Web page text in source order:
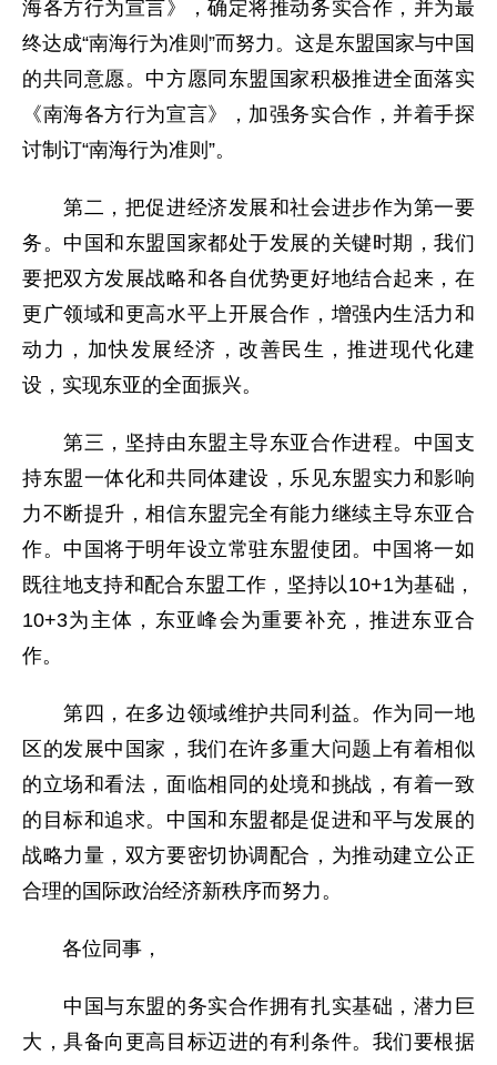
海各方行为宣言》，确定将推动务实合作，并为最
终达成“南海行为准则”而努力。这是东盟国家与中国
的共同意愿。中方愿同东盟国家积极推进全面落实
《南海各方行为宣言》，加强务实合作，并着手探
讨制订“南海行为准则”。
第二，把促进经济发展和社会进步作为第一要
务。中国和东盟国家都处于发展的关键时期，我们
要把双方发展战略和各自优势更好地结合起来，在
更广领域和更高水平上开展合作，增强内生活力和
动力，加快发展经济，改善民生，推进现代化建
设，实现东亚的全面振兴。
第三，坚持由东盟主导东亚合作进程。中国支
持东盟一体化和共同体建设，乐见东盟实力和影响
力不断提升，相信东盟完全有能力继续主导东亚合
作。中国将于明年设立常驻东盟使团。中国将一如
既往地支持和配合东盟工作，坚持以10+1为基础，
10+3为主体，东亚峰会为重要补充，推进东亚合
作。
第四，在多边领域维护共同利益。作为同一地
区的发展中国家，我们在许多重大问题上有着相似
的立场和看法，面临相同的处境和挑战，有着一致
的目标和追求。中国和东盟都是促进和平与发展的
战略力量，双方要密切协调配合，为推动建立公正
合理的国际政治经济新秩序而努力。
各位同事，
中国与东盟的务实合作拥有扎实基础，潜力巨
大，具备向更高目标迈进的有利条件。我们要根据